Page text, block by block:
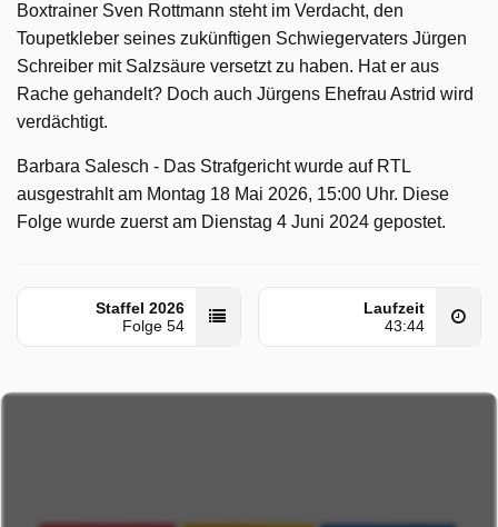
Boxtrainer Sven Rottmann steht im Verdacht, den
Toupetkleber seines zukünftigen Schwiegervaters Jürgen
Schreiber mit Salzsäure versetzt zu haben. Hat er aus
Rache gehandelt? Doch auch Jürgens Ehefrau Astrid wird
verdächtigt.
Barbara Salesch - Das Strafgericht wurde auf RTL
ausgestrahlt am Montag 18 Mai 2026, 15:00 Uhr. Diese
Folge wurde zuerst am Dienstag 4 Juni 2024 gepostet.
Staffel 2026
Folge 54
Laufzeit
43:44